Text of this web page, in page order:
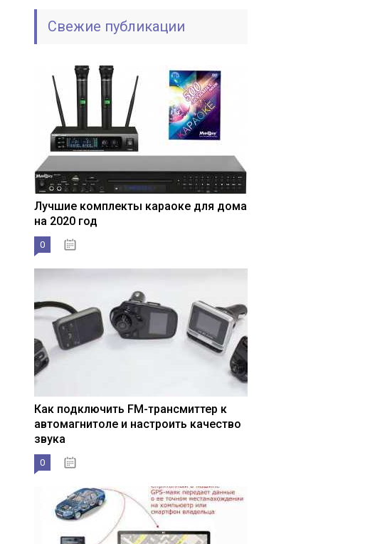
Свежие публикации
Лучшие комплекты караоке для дома
на 2020 год
0
Как подключить FM-трансмиттер к
автомагнитоле и настроить качество
звука
0